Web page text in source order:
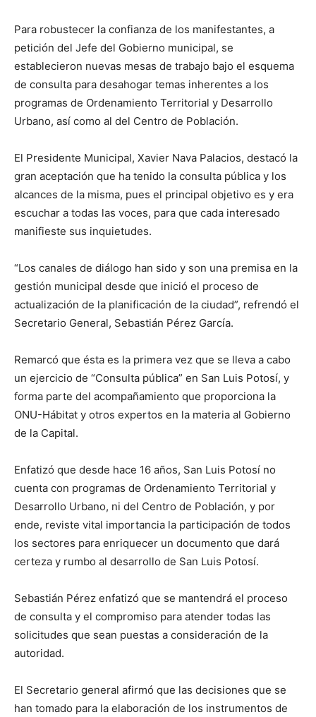
Para robustecer la confianza de los manifestantes, a
petición del Jefe del Gobierno municipal, se
establecieron nuevas mesas de trabajo bajo el esquema
de consulta para desahogar temas inherentes a los
programas de Ordenamiento Territorial y Desarrollo
Urbano, así como al del Centro de Población.
El Presidente Municipal, Xavier Nava Palacios, destacó la
gran aceptación que ha tenido la consulta pública y los
alcances de la misma, pues el principal objetivo es y era
escuchar a todas las voces, para que cada interesado
manifieste sus inquietudes.
“Los canales de diálogo han sido y son una premisa en la
gestión municipal desde que inició el proceso de
actualización de la planificación de la ciudad”, refrendó el
Secretario General, Sebastián Pérez García.
Remarcó que ésta es la primera vez que se lleva a cabo
un ejercicio de “Consulta pública” en San Luis Potosí, y
forma parte del acompañamiento que proporciona la
ONU-Hábitat y otros expertos en la materia al Gobierno
de la Capital.
Enfatizó que desde hace 16 años, San Luis Potosí no
cuenta con programas de Ordenamiento Territorial y
Desarrollo Urbano, ni del Centro de Población, y por
ende, reviste vital importancia la participación de todos
los sectores para enriquecer un documento que dará
certeza y rumbo al desarrollo de San Luis Potosí.
Sebastián Pérez enfatizó que se mantendrá el proceso
de consulta y el compromiso para atender todas las
solicitudes que sean puestas a consideración de la
autoridad.
El Secretario general afirmó que las decisiones que se
han tomado para la elaboración de los instrumentos de